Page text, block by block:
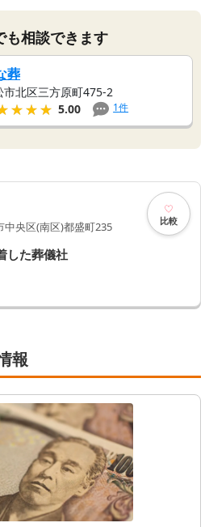
も相談できます
葬
市北区三方原町475-2
5.00 1件
中央区(南区)都盛町235 比較
した葬儀社
報